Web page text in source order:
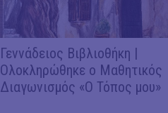
Γεννάδειος Βιβλιοθήκη |
Ολοκληρώθηκε ο Μαθητικός
Διαγωνισμός «Ο Τόπος μου»